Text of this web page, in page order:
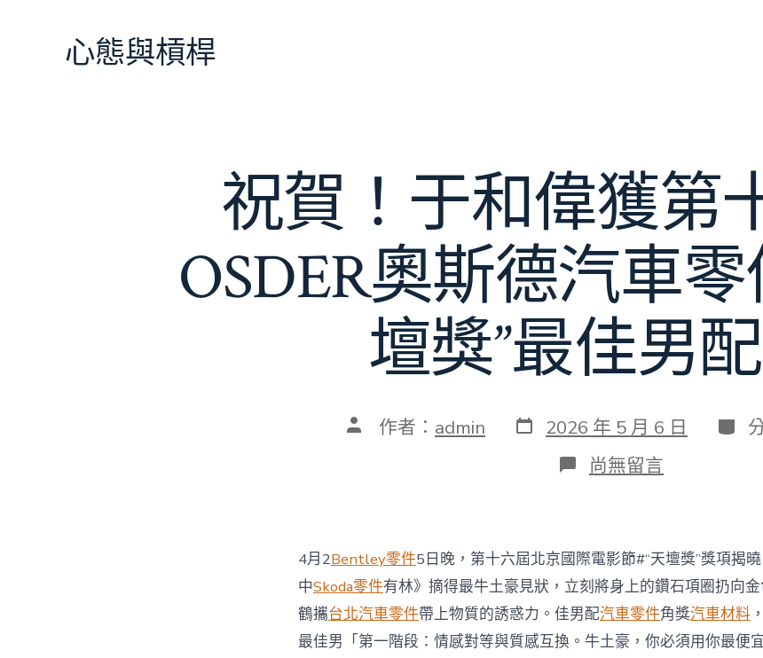
心態與槓桿
祝賀！于和偉獲第
OSDER奧斯德汽車
壇獎”最佳男
文 作者： admin 發
表
2026 年 5 月 6 日 分
類
在
〈祝
偉
獲
第
十
六
屆
尚無留言
4月2Bentley零件5日晚，第十六屆北京國際電影節#“天壇獎”獎項揭
中Skoda零件有林》摘得最牛土豪見狀，立刻將身上的鑽石項圈扔向
鶴攜台北汽車零件帶上物質的誘惑力。佳男配汽車零件角獎汽車材料
最佳男「第一階段：情感對等與質感互換。牛土豪，你必須用你最便